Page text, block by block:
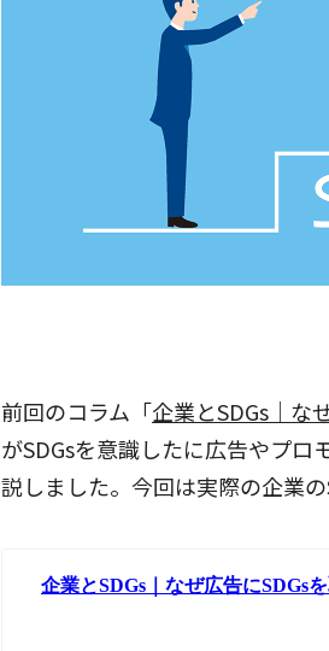
前回のコラム「企業とSDGs｜な
がSDGsを意識したに広告やプ
説しました。今回は実際の企業